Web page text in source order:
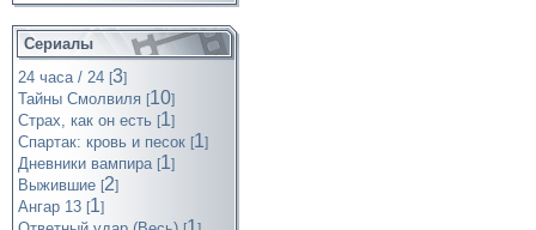
Сериалы
24 часа / 24 [3]
Тайны Смолвиля [10]
Страх, как он есть [1]
Спартак: кровь и песок [1]
Дневники вампира [1]
Выжившие [2]
Ангар 13 [1]